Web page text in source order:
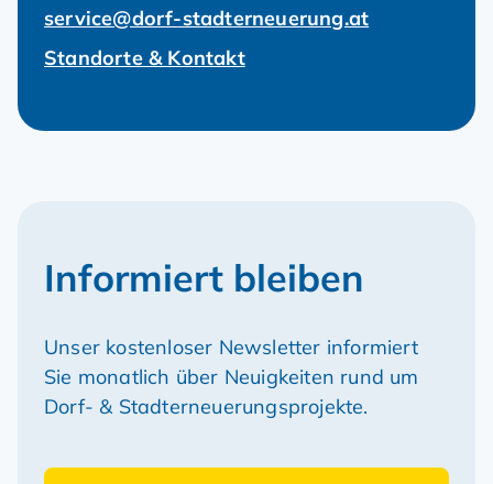
service@dorf-stadterneuerung.at
Standorte & Kontakt
Informiert bleiben
Unser kostenloser Newsletter informiert
Sie monatlich über Neuigkeiten rund um
Dorf- & Stadterneuerungsprojekte.